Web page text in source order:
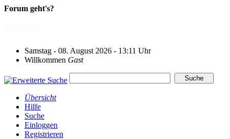
Forum geht's?
Samstag - 08. August 2026 - 13:11 Uhr
Willkommen Gast
Übersicht
Hilfe
Suche
Einloggen
Registrieren